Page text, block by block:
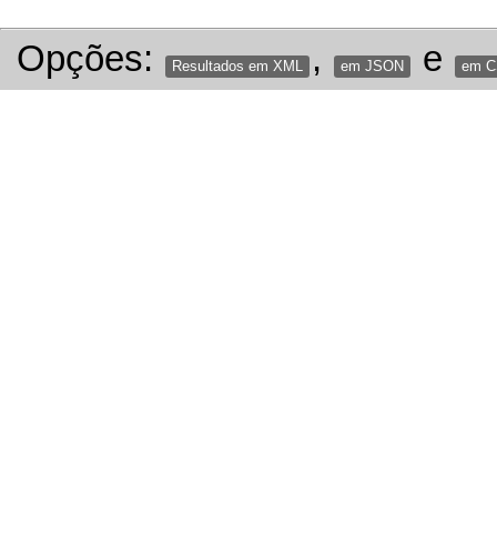
Opções: Resultados em XML , em JSON e em